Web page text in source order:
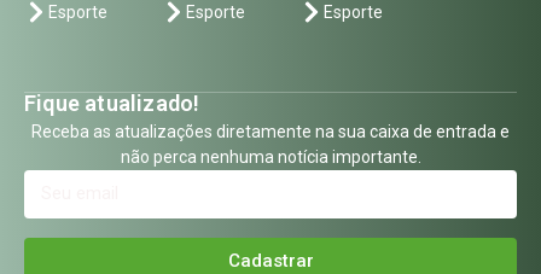
Esporte Esporte Esporte
Fique atualizado!
Receba as atualizações diretamente na sua caixa de entrada e
não perca nenhuma notícia importante.
Cadastrar